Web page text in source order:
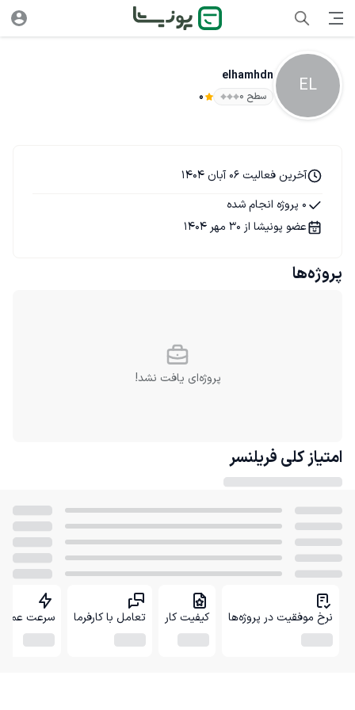
EL
elhamhdn
سطح ۰ 0
آخرین فعالیت 06 آبان 1404
0 پروژه انجام شده
عضو پونیشا از 30 مهر 1404
پروژه‌ها
پروژه‌ای یافت نشد!
امتیاز کلی فریلنسر
نرخ موفقیت در پروژه‌ها کیفیت کار تعامل با کارفرما سرعت عمل